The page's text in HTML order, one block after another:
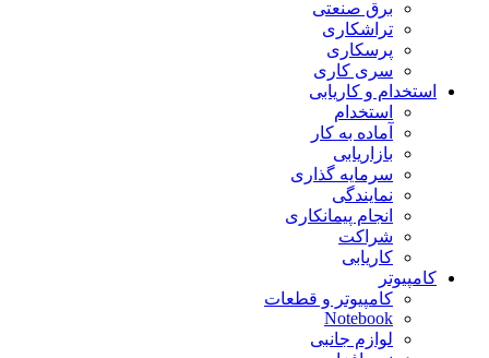
برق صنعتی
تراشکاری
پرسکاری
سری کاری
استخدام و کاریابی
استخدام
آماده به کار
بازاریابی
سرمایه گذاری
نمایندگی
انجام پیمانکاری
شراکت
کاریابی
کامپیوتر
کامپیوتر و قطعات
Notebook
لوازم جانبی